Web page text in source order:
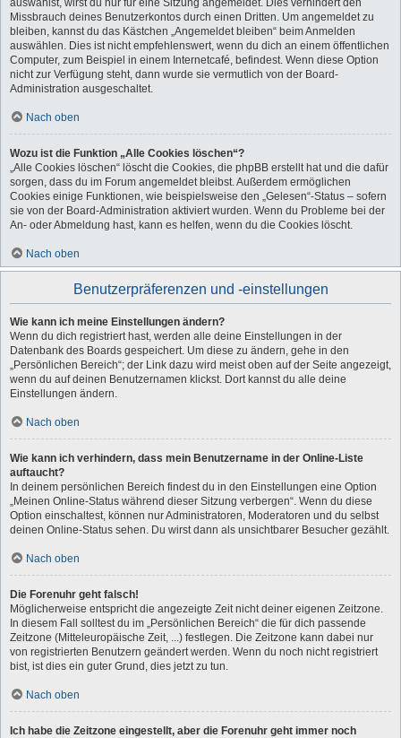
auswählst, wirst du nur für eine Sitzung angemeldet. Dies verhindert den
Missbrauch deines Benutzerkontos durch einen Dritten. Um angemeldet zu
bleiben, kannst du das Kästchen „Angemeldet bleiben“ beim Anmelden
auswählen. Dies ist nicht empfehlenswert, wenn du dich an einem öffentlichen
Computer, zum Beispiel in einem Internetcafé, befindest. Wenn diese Option
nicht zur Verfügung steht, dann wurde sie vermutlich von der Board-
Administration ausgeschaltet.
Nach oben
Wozu ist die Funktion „Alle Cookies löschen“?
„Alle Cookies löschen“ löscht die Cookies, die phpBB erstellt hat und die dafür
sorgen, dass du im Forum angemeldet bleibst. Außerdem ermöglichen
Cookies einige Funktionen, wie beispielsweise den „Gelesen“-Status – sofern
sie von der Board-Administration aktiviert wurden. Wenn du Probleme bei der
An- oder Abmeldung hast, kann es helfen, wenn du die Cookies löscht.
Nach oben
Benutzerpräferenzen und -einstellungen
Wie kann ich meine Einstellungen ändern?
Wenn du dich registriert hast, werden alle deine Einstellungen in der
Datenbank des Boards gespeichert. Um diese zu ändern, gehe in den
„Persönlichen Bereich“; der Link dazu wird meist oben auf der Seite angezeigt,
wenn du auf deinen Benutzernamen klickst. Dort kannst du alle deine
Einstellungen ändern.
Nach oben
Wie kann ich verhindern, dass mein Benutzername in der Online-Liste
auftaucht?
In deinem persönlichen Bereich findest du in den Einstellungen eine Option
„Meinen Online-Status während dieser Sitzung verbergen“. Wenn du diese
Option einschaltest, können nur Administratoren, Moderatoren und du selbst
deinen Online-Status sehen. Du wirst dann als unsichtbarer Besucher gezählt.
Nach oben
Die Forenuhr geht falsch!
Möglicherweise entspricht die angezeigte Zeit nicht deiner eigenen Zeitzone.
In diesem Fall solltest du im „Persönlichen Bereich“ die für dich passende
Zeitzone (Mitteleuropäische Zeit, ...) festlegen. Die Zeitzone kann dabei nur
von registrierten Benutzern geändert werden. Wenn du noch nicht registriert
bist, ist dies ein guter Grund, dies jetzt zu tun.
Nach oben
Ich habe die Zeitzone eingestellt, aber die Forenuhr geht immer noch